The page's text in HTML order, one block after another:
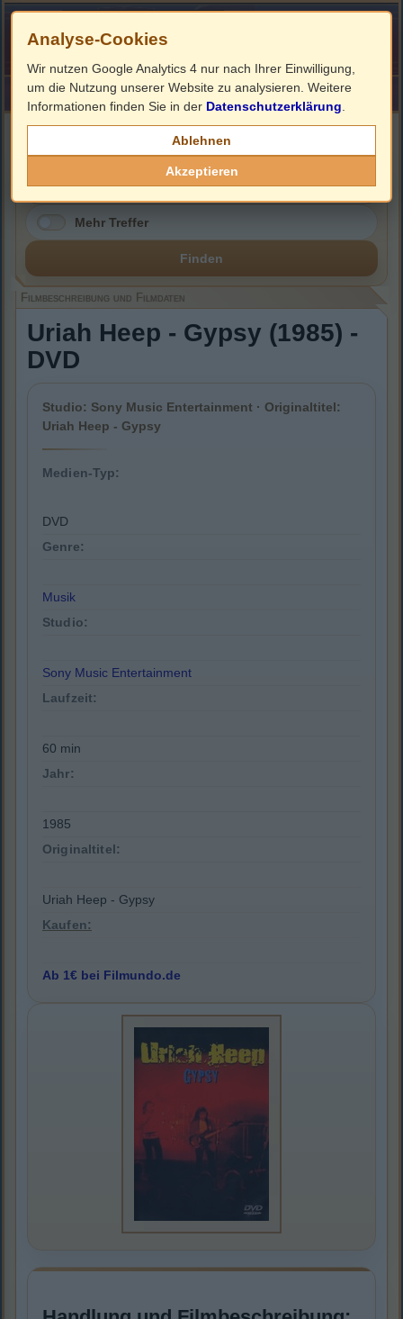
HOME ImpressumLinks
Filmbeschreibung, Cover & DVD Infos
Mehr Treffer
Finden
Filmbeschreibung und Filmdaten
Uriah Heep - Gypsy (1985) -
DVD
Studio: Sony Music Entertainment · Originaltitel:
Uriah Heep - Gypsy
Medien-Typ:
DVD
Genre:
Musik
Studio:
Sony Music Entertainment
Laufzeit:
60 min
Jahr:
1985
Originaltitel:
Uriah Heep - Gypsy
Kaufen:
Ab 1€ bei Filmundo.de
Analyse-Cookies
Wir nutzen Google Analytics 4 nur nach Ihrer Einwilligung,
um die Nutzung unserer Website zu analysieren. Weitere
Informationen finden Sie in der Datenschutzerklärung
Ablehnen
Akzeptieren